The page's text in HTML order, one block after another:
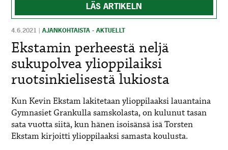
LÄS ARTIKELN
4.6.2021 |AJANKOHTAISTA - AKTUELLT
Ekstamin perheestä neljä
sukupolvea ylioppilaiksi
ruotsinkielisestä lukiosta
Kun Kevin Ekstam lakitetaan ylioppilaaksi lauantaina
Gymnasiet Grankulla samskolasta, on kulunut tasan
sata vuotta siitä, kun hänen isoisänsä isä Torsten
Ekstam kirjoitti ylioppilaaksi samasta koulusta.